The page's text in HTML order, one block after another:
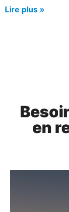
Lire plus »
en